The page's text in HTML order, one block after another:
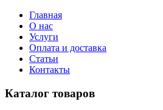
Главная
О нас
Услуги
Оплата и доставка
Статьи
Контакты
Каталог товаров